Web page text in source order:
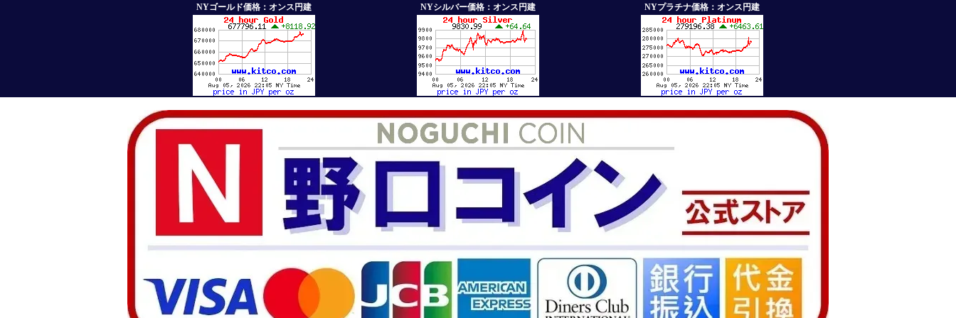
NYゴールド価格：オンス円建 NYシルバー価格：オンス円建 NYプラチナ価格：オンス円建